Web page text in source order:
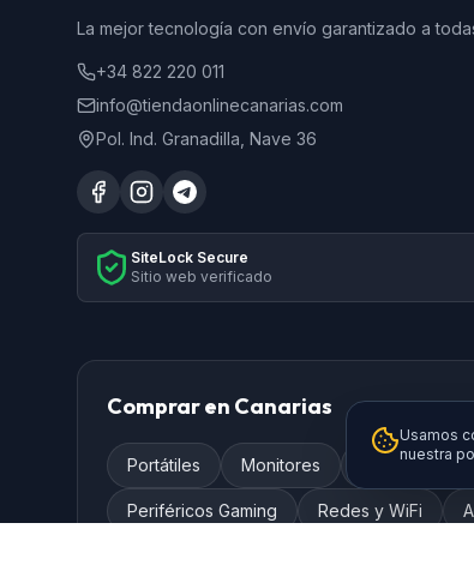
La mejor tecnología con envío garantizado a
+34 822 220 011
info@tiendaonlinecanarias.com
Pol. Ind. Granadilla, Nave 36
SiteLock Secure
Sitio web verificado
Comprar en Canarias
Portátiles Monitores Televisores
Periféricos Gaming Redes y WiFi
Usamos
nuestra